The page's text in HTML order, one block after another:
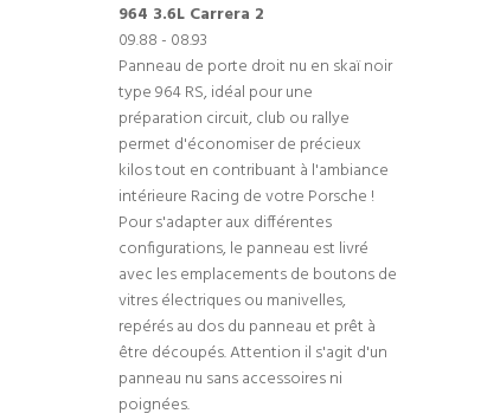
964 3.6L Carrera 2
09.88 - 08.93
Panneau de porte droit nu en skaï noir
type 964 RS, idéal pour une
préparation circuit, club ou rallye
permet d'économiser de précieux
kilos tout en contribuant à l'ambiance
intérieure Racing de votre Porsche !
Pour s'adapter aux différentes
configurations, le panneau est livré
avec les emplacements de boutons de
vitres électriques ou manivelles,
repérés au dos du panneau et prêt à
être découpés. Attention il s'agit d'un
panneau nu sans accessoires ni
poignées.